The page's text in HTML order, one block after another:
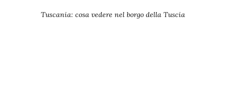
Tuscania: cosa vedere nel borgo della Tuscia